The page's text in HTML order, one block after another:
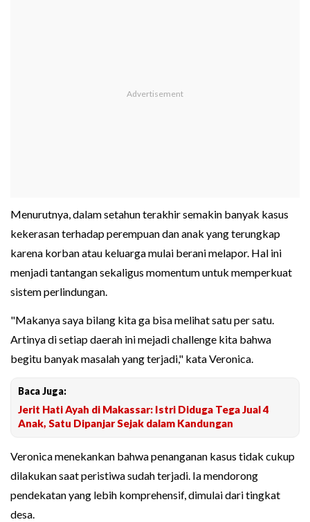
Menurutnya, dalam setahun terakhir semakin banyak kasus
kekerasan terhadap perempuan dan anak yang terungkap
karena korban atau keluarga mulai berani melapor. Hal ini
menjadi tantangan sekaligus momentum untuk memperkuat
sistem perlindungan.
"Makanya saya bilang kita ga bisa melihat satu per satu.
Artinya di setiap daerah ini mejadi challenge kita bahwa
begitu banyak masalah yang terjadi," kata Veronica.
Baca Juga:
Jerit Hati Ayah di Makassar: Istri Diduga Tega Jual 4
Anak, Satu Dipanjar Sejak dalam Kandungan
Veronica menekankan bahwa penanganan kasus tidak cukup
dilakukan saat peristiwa sudah terjadi. Ia mendorong
pendekatan yang lebih komprehensif, dimulai dari tingkat
desa.